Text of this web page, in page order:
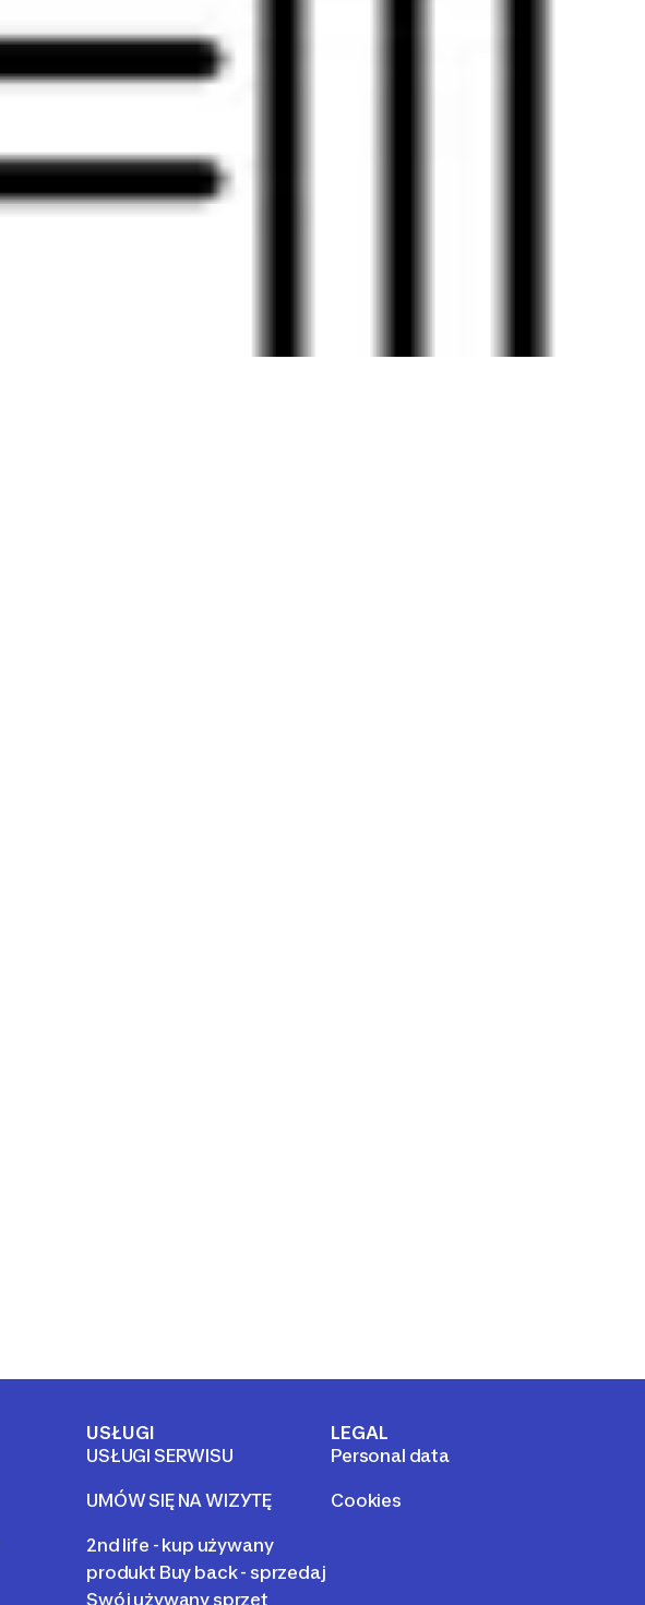
USŁUGI
USŁUGI SERWISU
UMÓW SIĘ NA WIZYTĘ
2nd life - kup używany
produkt Buy back - sprzedaj
Swój używany sprzęt
LEGAL
Personal data
Cookies